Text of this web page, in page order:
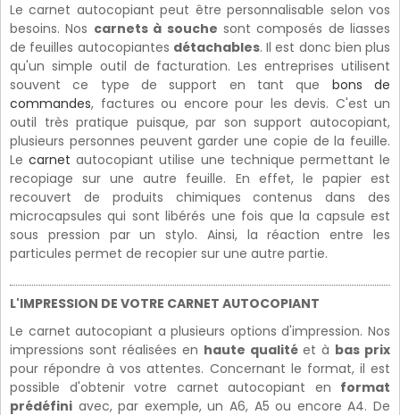
Le carnet autocopiant peut être personnalisable selon vos
besoins. Nos carnets à souche sont composés de liasses
de feuilles autocopiantes détachables. Il est donc bien plus
qu'un simple outil de facturation. Les entreprises utilisent
souvent ce type de support en tant que bons de
commandes, factures ou encore pour les devis. C'est un
outil très pratique puisque, par son support autocopiant,
plusieurs personnes peuvent garder une copie de la feuille.
Lecarnet autocopiant utilise une technique permettant le
recopiage sur une autre feuille. En effet, le papier est
recouvert de produits chimiques contenus dans des
microcapsules qui sont libérés une fois que la capsule est
sous pression par un stylo. Ainsi, la réaction entre les
particules permet de recopier sur une autre partie.
L'IMPRESSION DE VOTRE CARNET AUTOCOPIANT
Le carnet autocopiant a plusieurs options d'impression. Nos
impressions sont réalisées en haute qualité et à bas prix
pour répondre à vos attentes. Concernant le format, il est
possible d'obtenir votre carnet autocopiant en format
prédéfini avec, par exemple, un A6, A5 ou encore A4. De